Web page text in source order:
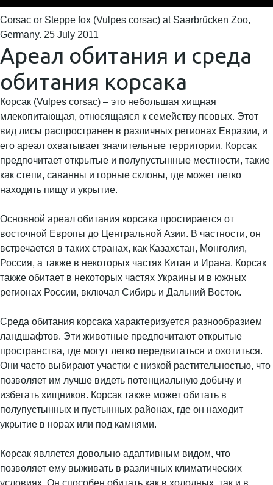
Corsac or Steppe fox (Vulpes corsac) at Saarbrücken Zoo,
Germany. 25 July 2011
Ареал обитания и среда
обитания корсака
Корсак (Vulpes corsac) – это небольшая хищная
млекопитающая, относящаяся к семейству псовых. Этот
вид лисы распространен в различных регионах Евразии, и
его ареал охватывает значительные территории. Корсак
предпочитает открытые и полупустынные местности, такие
как степи, саванны и горные склоны, где может легко
находить пищу и укрытие.
Основной ареал обитания корсака простирается от
восточной Европы до Центральной Азии. В частности, он
встречается в таких странах, как Казахстан, Монголия,
Россия, а также в некоторых частях Китая и Ирана. Корсак
также обитает в некоторых частях Украины и в южных
регионах России, включая Сибирь и Дальний Восток.
Среда обитания корсака характеризуется разнообразием
ландшафтов. Эти животные предпочитают открытые
пространства, где могут легко передвигаться и охотиться.
Они часто выбирают участки с низкой растительностью, что
позволяет им лучше видеть потенциальную добычу и
избегать хищников. Корсак также может обитать в
полупустынных и пустынных районах, где он находит
укрытие в норах или под камнями.
Корсак является довольно адаптивным видом, что
позволяет ему выживать в различных климатических
условиях. Он способен обитать как в холодных, так и в